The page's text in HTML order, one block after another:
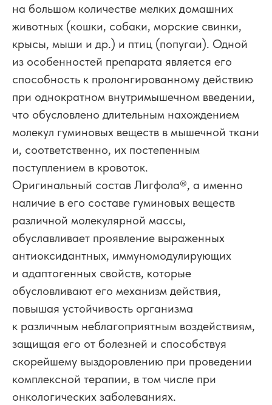
на большом количестве мелких домашних
животных (кошки, собаки, морские свинки,
крысы, мыши и др.) и птиц (попугаи). Одной
из особенностей препарата является его
способность к пролонгированному действию
при однократном внутримышечном введении,
что обусловлено длительным нахождением
молекул гуминовых веществ в мышечной ткани
и, соответственно, их постепенным
поступлением в кровоток.
Оригинальный состав Лигфола®, а именно
наличие в его составе гуминовых веществ
различной молекулярной массы,
обуславливает проявление выраженных
антиоксидантных, иммуномодулирующих
и адаптогенных свойств, которые
обусловливают его механизм действия,
повышая устойчивость организма
к различным неблагоприятным воздействиям,
защищая его от болезней и способствуя
скорейшему выздоровлению при проведении
комплексной терапии, в том числе при
онкологических заболеваниях.